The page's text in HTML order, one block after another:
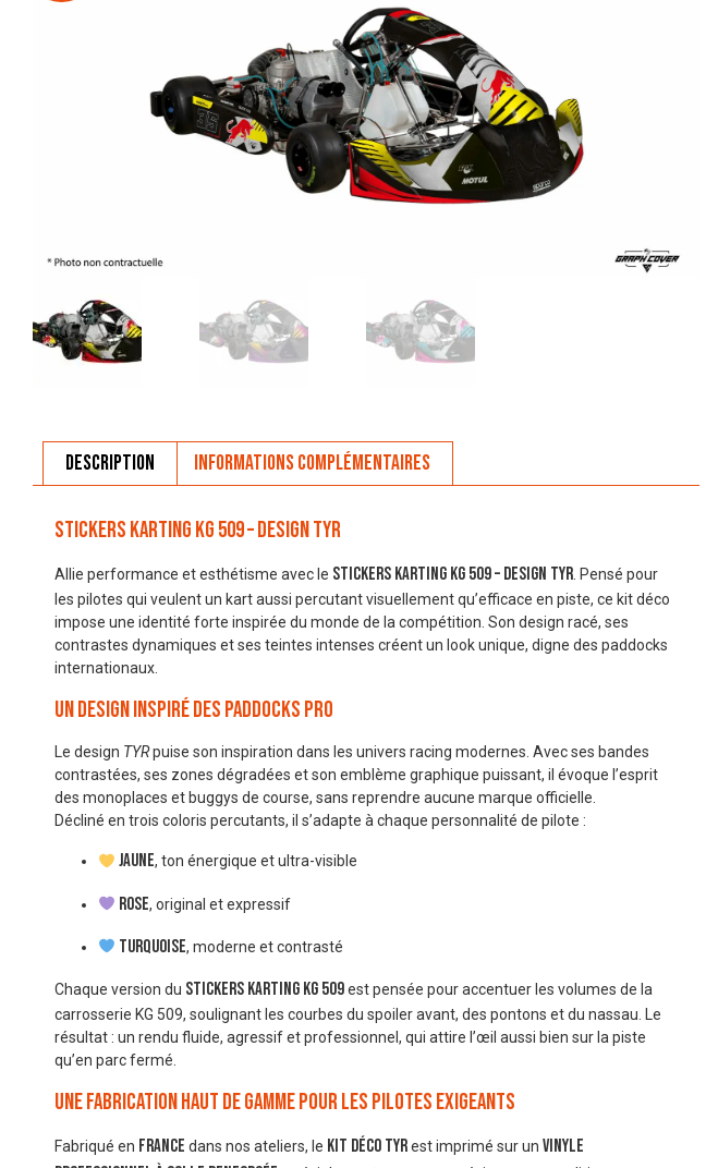
Description Informations complémentaires
Stickers Karting KG 509 – Design TYR
Allie performance et esthétisme avec le Stickers Karting KG 509 – Design TYR. Pensé pour
les pilotes qui veulent un kart aussi percutant visuellement qu’efficace en piste, ce kit déco
impose une identité forte inspirée du monde de la compétition. Son design racé, ses
contrastes dynamiques et ses teintes intenses créent un look unique, digne des paddocks
internationaux.
Un design inspiré des paddocks pro
Le design TYRpuise son inspiration dans les univers racing modernes. Avec ses bandes
contrastées, ses zones dégradées et son emblème graphique puissant, il évoque l’esprit
des monoplaces et buggys de course, sans reprendre aucune marque officielle.
Décliné en trois coloris percutants, il s’adapte à chaque personnalité de pilote :
Jaune, ton énergique et ultra-visible
Rose, original et expressif
Turquoise, moderne et contrasté
Chaque version du Stickers Karting KG 509est pensée pour accentuer les volumes de la
carrosserie KG 509, soulignant les courbes du spoiler avant, des pontons et du nassau. Le
résultat : un rendu fluide, agressif et professionnel, qui attire l’œil aussi bien sur la piste
qu’en parc fermé.
Une fabrication haut de gamme pour les pilotes exigeants
Fabriqué en France dans nos ateliers, le kit déco TYRest imprimé sur un vinyle